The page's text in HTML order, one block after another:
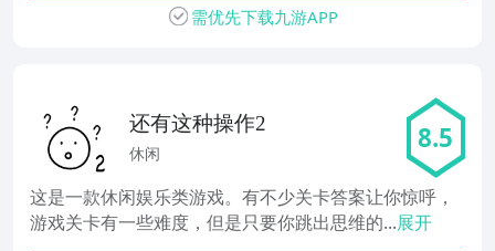
需优先下载九游APP
还有这种操作2
休闲 8.5
这是一款休闲娱乐类游戏。有不少关卡答案让你惊呼，
游戏关卡有一些难度，但是只要你跳出思维的...展开